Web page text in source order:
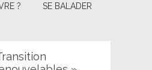
?
SE BALADER